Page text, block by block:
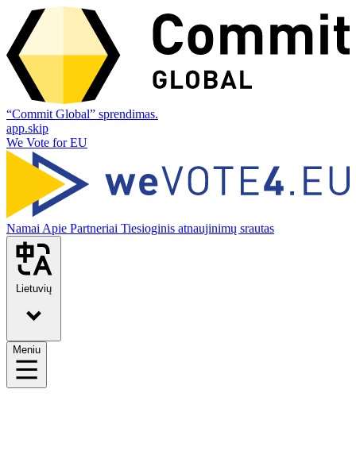
“Commit Global” sprendimas.
app.skip
We Vote for EU
Namai Apie Partneriai Tiesioginis atnaujinimų srautas
Lietuvių
Meniu